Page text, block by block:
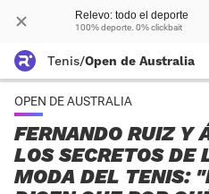
Relevo: todo el deporte
100% deporte. 0% clickbait
Tenis/Open de Australia
OPEN DE AUSTRALIA
FERNANDO RUIZ Y
LOS SECRETOS DE
MODA DEL TENIS: